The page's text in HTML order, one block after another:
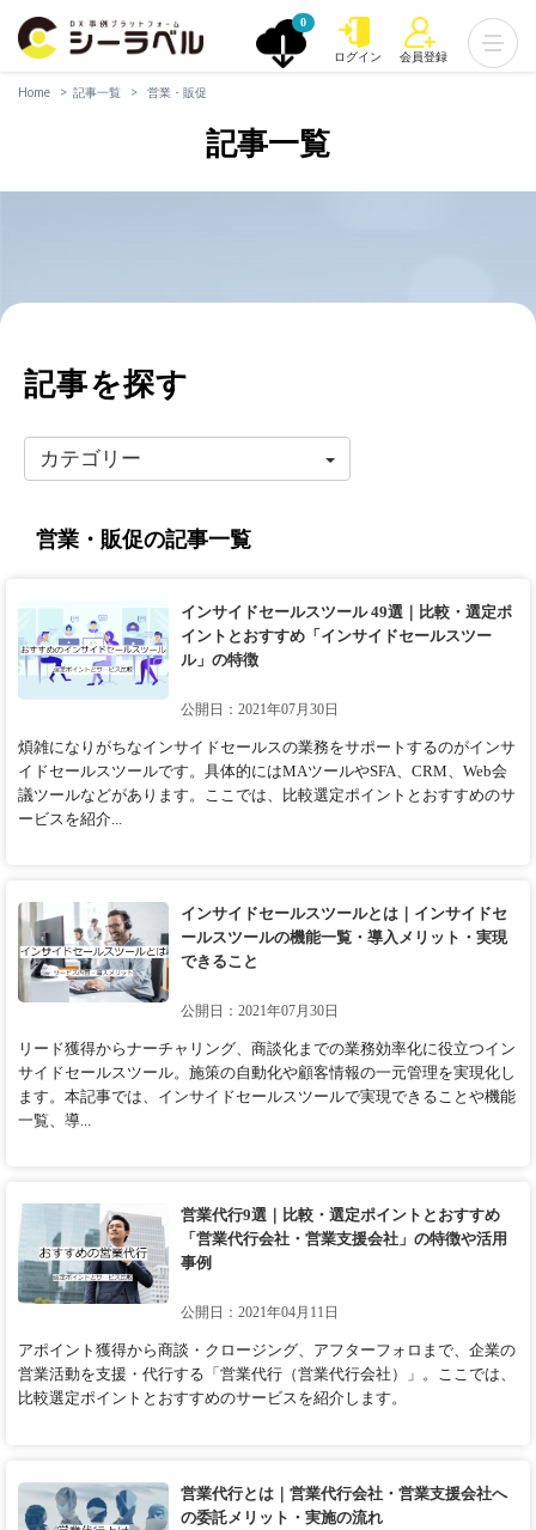
0
ログイン 会員登録
Home 記事一覧 営業・販促
記事一覧
記事を探す
カテゴリー
営業・販促の記事一覧
インサイドセールスツール 49選｜比較・選定ポ
イントとおすすめ「インサイドセールスツー
ル」の特徴
公開日：2021年07月30日
煩雑になりがちなインサイドセールスの業務をサポートするのがインサ
イドセールスツールです。具体的にはMAツールやSFA、CRM、Web会
議ツールなどがあります。ここでは、比較選定ポイントとおすすめのサ
ービスを紹介...
インサイドセールスツールとは｜インサイドセ
ールスツールの機能一覧・導入メリット・実現
できること
公開日：2021年07月30日
リード獲得からナーチャリング、商談化までの業務効率化に役立つイン
サイドセールスツール。施策の自動化や顧客情報の一元管理を実現化し
ます。本記事では、インサイドセールスツールで実現できることや機能
一覧、導...
営業代行9選｜比較・選定ポイントとおすすめ
「営業代行会社・営業支援会社」の特徴や活用
事例
公開日：2021年04月11日
アポイント獲得から商談・クロージング、アフターフォロまで、企業の
営業活動を支援・代行する「営業代行（営業代行会社）」。ここでは、
比較選定ポイントとおすすめのサービスを紹介します。
営業代行とは｜営業代行会社・営業支援会社へ
の委託メリット・実施の流れ